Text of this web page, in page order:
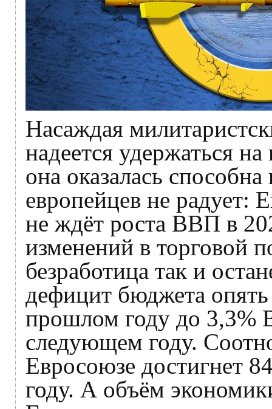
Насаждая
надеется удержаться
она оказалась
европейцев не радует:
не ждёт роста ВВП в
изменений в торговой
безработица так и
дефицит бюджета
прошлом году до 3,3%
следующем году.
Евросоюзе достигнет
году. А объём